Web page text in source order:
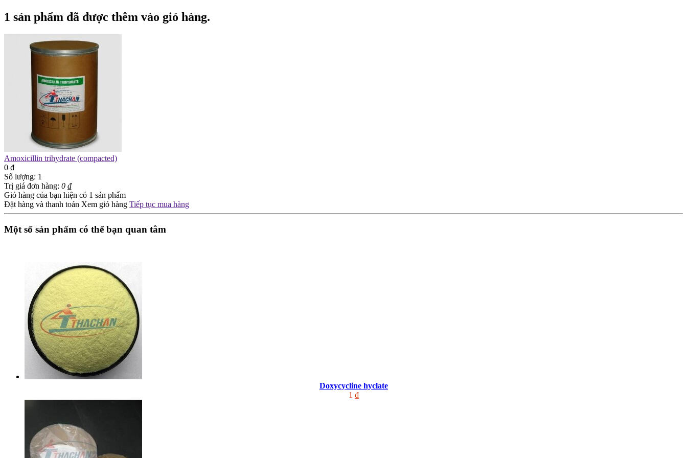
1 sản phẩm đã được thêm vào giỏ hàng.
Amoxicillin trihydrate (compacted)
0 ₫
Số lượng: 1
Trị giá đơn hàng: 0 ₫
Giỏ hàng của bạn hiện có 1 sản phẩm
Đặt hàng và thanh toán Xem giỏ hàng Tiếp tục mua hàng
Một số sản phẩm có thể bạn quan tâm
Doxycycline hyclate
1 ₫